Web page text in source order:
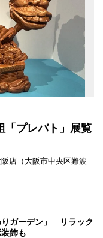
「プレバト」展覧
店（大阪市中央区難波
りガーデン」 リラック
飾も